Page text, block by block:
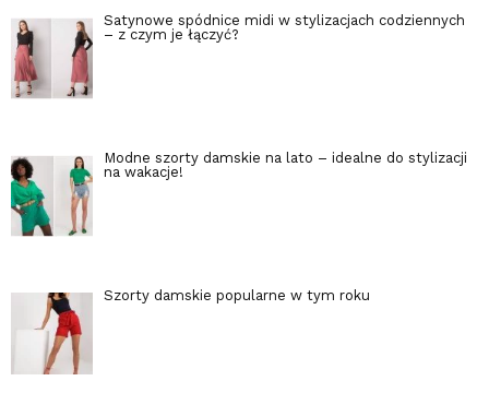
Satynowe spódnice midi w stylizacjach codziennych
– z czym je łączyć?
Modne szorty damskie na lato – idealne do stylizacji
na wakacje!
Szorty damskie popularne w tym roku